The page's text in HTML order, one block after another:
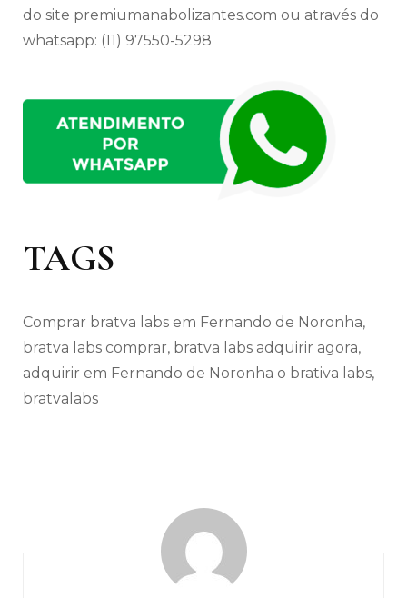
do site premiumanabolizantes.com ou através do
whatsapp: (11) 97550-5298
TAGS
Comprar bratva labs em Fernando de Noronha,
bratva labs comprar, bratva labs adquirir agora,
adquirir em Fernando de Noronha o brativa labs,
bratvalabs